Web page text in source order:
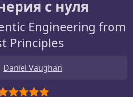
с нуля
Engineering from
Principles
Daniel Vaughan